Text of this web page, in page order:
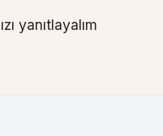
yanıtlayalım